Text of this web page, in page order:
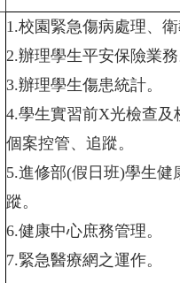
1.校園緊急傷病處理、
2.辦理學生平安保險業
3.辦理學生傷患統計。
4.學生實習前X光檢查及
個案控管、追蹤。
5.進修部(假日班)學生健
蹤。
6.健康中心庶務管理。
7.緊急醫療網之運作。